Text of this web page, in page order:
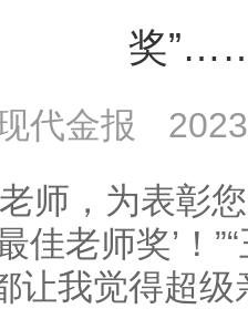
奖
代金报
，为表彰您
佳老师奖’！
让我觉得超级